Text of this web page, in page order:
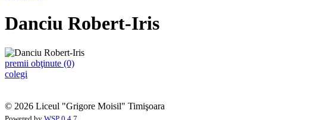
Danciu Robert-Iris
premii obţinute (0)
colegi
© 2026 Liceul "Grigore Moisil" Timişoara